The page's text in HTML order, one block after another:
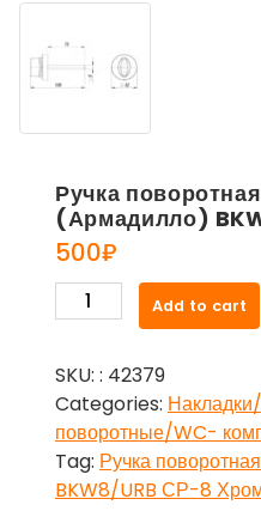
Ручка
(Армадилло)
500₽
Ручка
поворотная
(Армадилло)
BKW8/URB
СР-8
Хром
quantity
Add to cart
SKU: : 42379
Categories:
поворотные/WC-
Tag: Ручка
BKW8/URB СР-8